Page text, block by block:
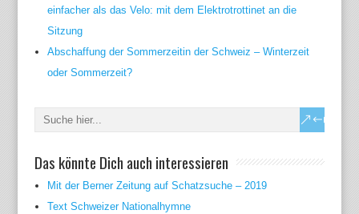
einfacher als das Velo: mit dem Elektrotrottinet an die
Sitzung
Abschaffung der Sommerzeitin der Schweiz – Winterzeit
oder Sommerzeit?
Das könnte Dich auch interessieren
Mit der Berner Zeitung auf Schatzsuche – 2019
Text Schweizer Nationalhymne